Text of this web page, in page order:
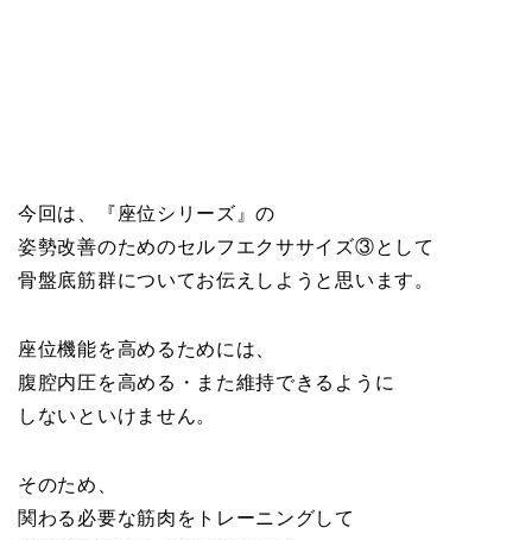
今回は、『座位シリーズ』の
姿勢改善のためのセルフエクササイズ③として
骨盤底筋群についてお伝えしようと思います。
座位機能を高めるためには、
腹腔内圧を高める・また維持できるように
しないといけません。
そのため、
関わる必要な筋肉をトレーニングして